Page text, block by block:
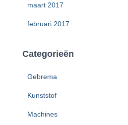
maart 2017
februari 2017
Categorieën
Gebrema
Kunststof
Machines